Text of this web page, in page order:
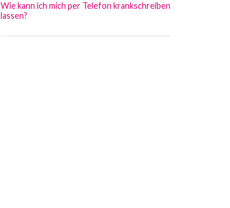
Wie kann ich mich per Telefon krankschreiben
lassen?